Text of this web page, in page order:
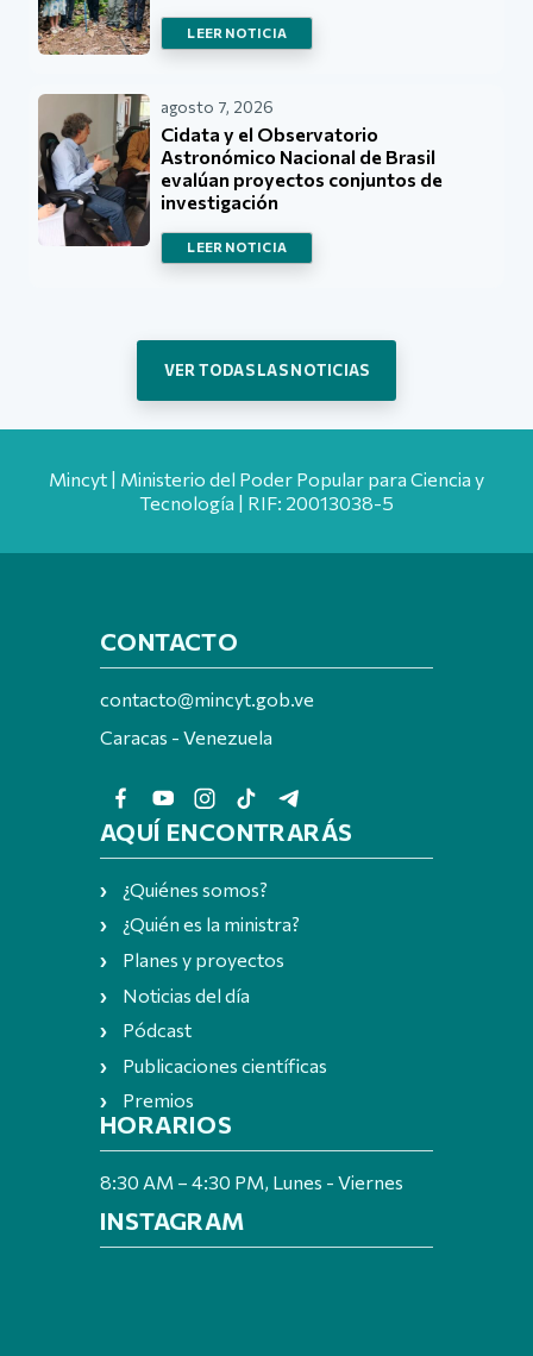
LEER NOTICIA
agosto 7, 2026
Cidata y el Observatorio
Astronómico Nacional de Brasil
evalúan proyectos conjuntos de
investigación
LEER NOTICIA
VER TODAS LAS NOTICIAS
Mincyt | Ministerio del Poder Popular para Ciencia y
Tecnología | RIF: 20013038-5
CONTACTO
contacto@mincyt.gob.ve
Caracas - Venezuela
AQUÍ ENCONTRARÁS
¿Quiénes somos?
¿Quién es la ministra?
Planes y proyectos
Noticias del día
Pódcast
Publicaciones científicas
Premios
HORARIOS
8:30 AM – 4:30 PM, Lunes - Viernes
INSTAGRAM